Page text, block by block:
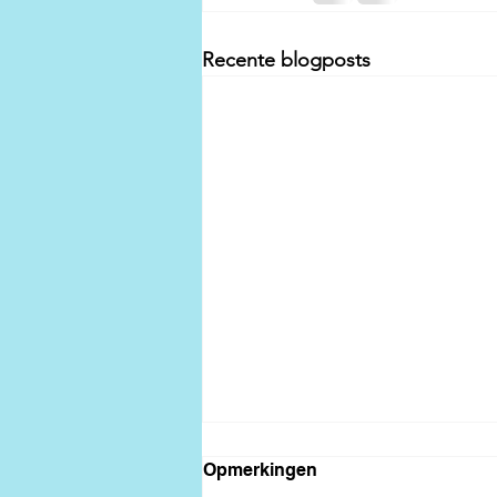
Recente blogposts
IJskar catering Gelderland
voor elk feest
Opmerkingen